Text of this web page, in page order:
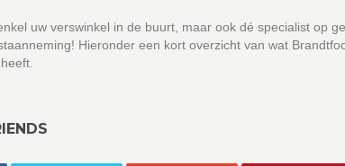
uw verswinkel in de buurt, maar ook dé specialist op
Hieronder een kort overzicht van wat